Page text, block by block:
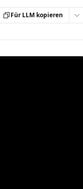
Für LLM kopieren